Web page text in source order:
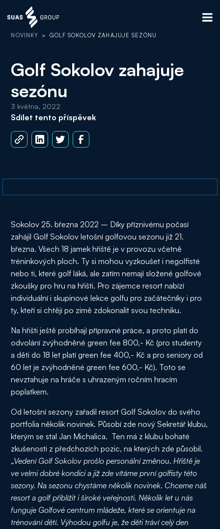
NOVINKY > GOLF SOKOLOV ZAHAJUJE SEZÓNU
Golf Sokolov zahajuje
sezónu
3 května, 2022
Sdílet tento příspěvek
Sokolov 25. března 2022 – Díky příznivému počasí
zahájil Golf Sokolov letošní golfovou sezonu již 21.
března. Všech 18 jamek hřiště je v provozu včetně
tréninkových ploch. Ty si mohou vyzkoušet i negolfisté
nebo ti, které golf láká, ale zatím nemají složené golfové
zkoušky pro hru na hřišti. Pro zájemce resort nabízí
individuální i skupinové lekce golfu pro začátečníky i pro
ty, kteří si chtějí po zimě zdokonalit svou techniku.
Na hřišti ještě probíhají přípravné práce, a proto platí do
odvolání zvýhodněné green fee 800,- Kč (pro studenty
a děti do 18 let platí green fee 400,- Kč a pro seniory od
60 let je zvýhodněné green fee 600,- Kč). Toto se
nevztahuje na hráče s uhrazeným ročním hracím
poplatkem.
Od letošní sezony zařadil resort Golf Sokolov do svého
portfolia několik novinek. Působí zde nový Sekretář klubu,
kterým se stal Jan Michalica. Ten má z klubu bohaté
zkušenosti z předchozích pozic, na kterých zde působil.
„Vedení Golf Sokolov prošlo personální změnou.Hřiště je
ve velmi dobré kondici a již zde vítáme první golfisty této
sezony. Na sezonu chystáme několik novinek. Chceme náš
resort a golf přiblížit i široké veřejnosti. Několik let u nás
funguje Golfové centrum mládeže, které se orientuje na
trénování dětí. Výhodou golfu je, že děti tráví celý den